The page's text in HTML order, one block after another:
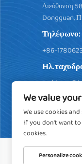
Διεύθυνση
Dongguan,
Τηλέφωνο:
+86-
Ηλ.
We value
We use cookies
If you don't want to
cookies.
Personalize